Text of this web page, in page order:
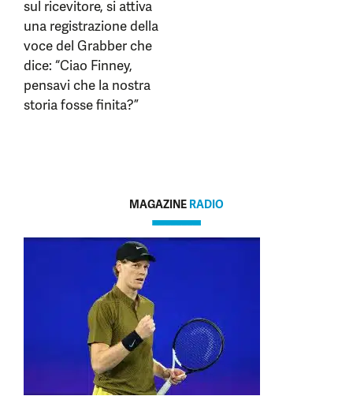
sul ricevitore, si attiva
una registrazione della
voce del Grabber che
dice: “Ciao Finney,
pensavi che la nostra
storia fosse finita?”
MAGAZINE RADIO